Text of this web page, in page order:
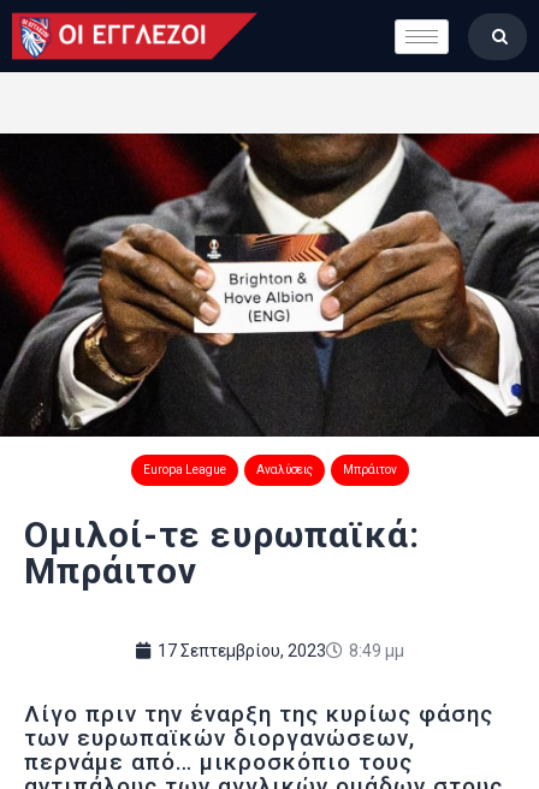
LONDON CALLING
ΚΑΤΗΓΟΡΙΕΣ
ΒΑΘΜΟΛΟΓΙΕΣ
ΟΜΑΔΕΣ
ΠΟΙΟΙ ΕΙΜΑΣΤΕ
Europa League Αναλύσεις Μπράιτον
Ομιλοί-τε ευρωπαϊκά:
Μπράιτον
17 Σεπτεμβρίου, 2023 8:49 μμ
Λίγο πριν την έναρξη της κυρίως φάσης
των ευρωπαϊκών διοργανώσεων,
περνάμε από… μικροσκόπιο τους